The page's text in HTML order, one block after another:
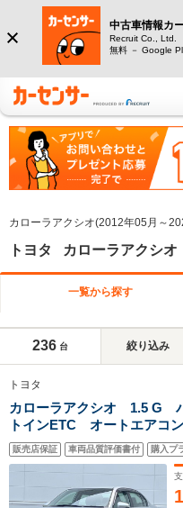
中古車情報カ
Recruit Co., Ltd.
無料 － Google
カローラアクシオ(2012年05月～
トヨタ カローラアクシオ
一覧から探す
236 台 絞り込み
トヨタ
カローラアクシオ 1.5 G
トインETC オートエア
販売店保証 車両品質評価書付 購入プ